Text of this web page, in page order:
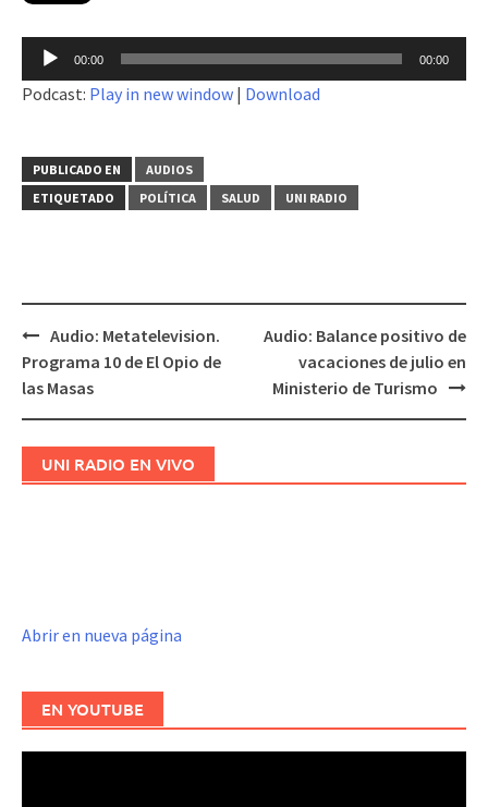
Reproductor
de
audio
00:00 00:00
Podcast: Play in new window | Download
PUBLICADO EN
AUDIOS
ETIQUETADO
POLÍTICA SALUD UNI RADIO
Navegación
de
Audio: Metatelevision.
Programa 10 de El Opio de
las Masas
Audio: Balance positivo de
vacaciones de julio en
Ministerio de Turismo
UNI RADIO EN VIVO
Abrir en nueva página
EN YOUTUBE